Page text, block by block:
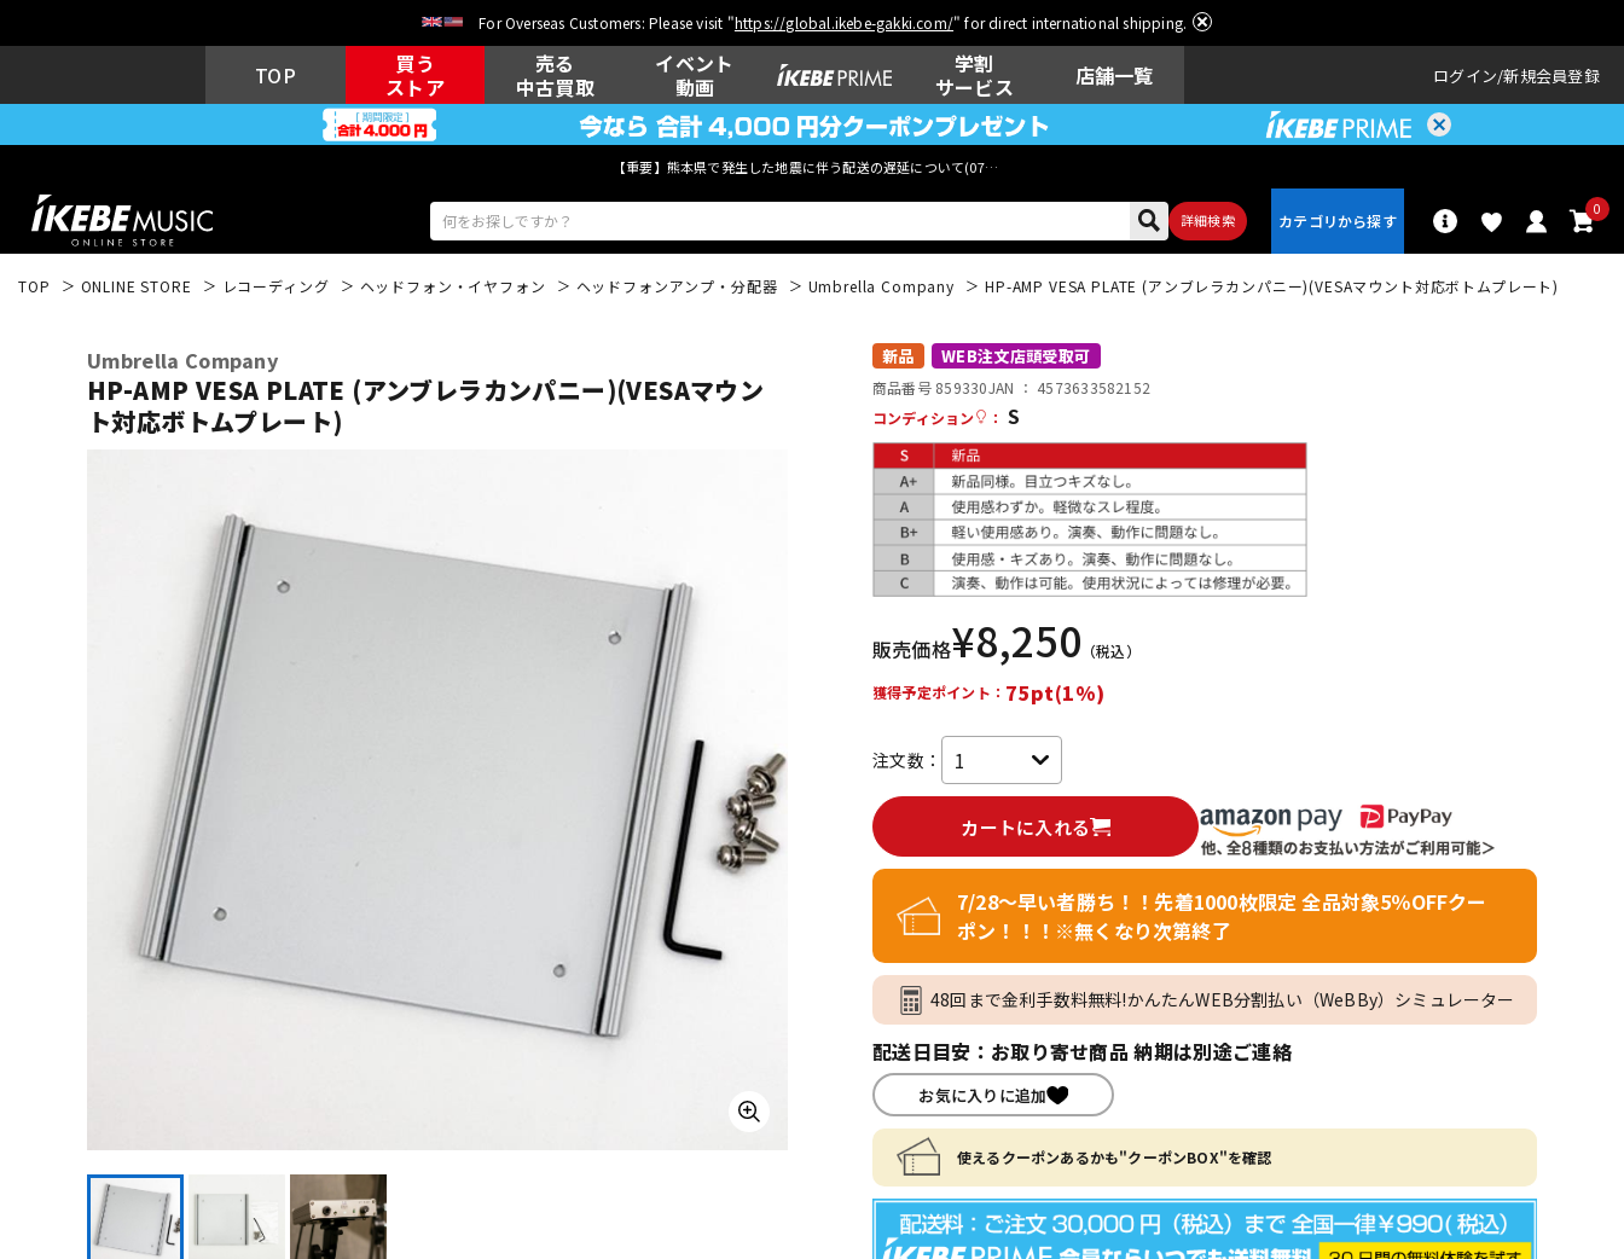
For Overseas Customers: Please visit "https://global.ikebe-gakki.com/" for direct international shipping.
TOP
買う
ストア
売る
中古買取
イベント
動画
学割
サービス
店舗一覧 ログイン 新規会員登録
【重要】熊本県で発生した地震に伴う配送の遅延について(07月29日
詳細検索
0
ウクレレ
その他楽器
DJ機器 DTM イン納品
レコーディン
グ機器
配信/ライブ
機器
中古
TOP ONLINE STORE レコーディング ヘッドフォン・イヤフォン ヘッドフォンアンプ・分配器 Umbrella Company HP-AMP VESA PLATE (アンブレラカンパニー)(VESAマウント対応ボトムプレート)
Umbrella Company
HP-AMP VESA PLATE (アンブレラカンパニー)(VESAマウン
ト対応ボトムプレート)
新品 WEB注文店頭受取可
商品番号 859330JAN ： 4573633582152
コンディション
： S
販売価格¥8,250 （税込）
獲得予定ポイント： 75pt(1%)
注文数：
カートに入れる
7/28～早い者勝ち！！先着1000枚限定 全品対象5％OFFクー
ポン！！！※無くなり次第終了
48回まで金利手数料無料!かんたんWEB分割払い（WeBBy）シミュレーター
配送日目安：お取り寄せ商品 納期は別途ご連絡
お気に入りに追加
使えるクーポンあるかも"クーポンBOX"を確認